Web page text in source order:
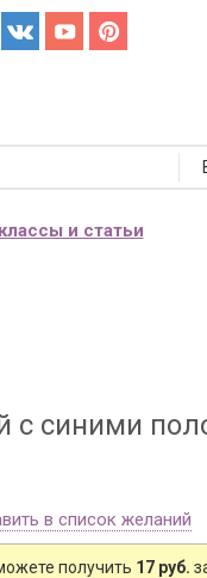
и статьи
с синими
в список желаний
получить 17 руб.